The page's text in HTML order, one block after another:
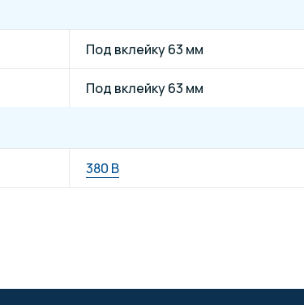
Под вклейку 63 мм
Под вклейку 63 мм
380 В